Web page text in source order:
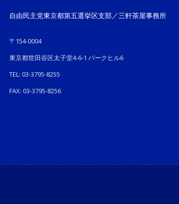
自由民主党東京都第五選挙区支部／三軒茶屋事務所
〒154-0004
東京都世田谷区太子堂4-6-1 パークヒル6
TEL: 03-3795-8255
FAX: 03-3795-8256